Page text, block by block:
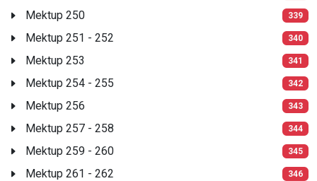
Mektup 250 339
Mektup 251 - 252 340
Mektup 253 341
Mektup 254 - 255 342
Mektup 256 343
Mektup 257 - 258 344
Mektup 259 - 260 345
Mektup 261 - 262 346